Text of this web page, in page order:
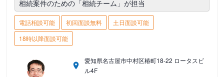
相続案件のための「相続チーム」が担当
電話相談可能 初回面談無料
土日面談可能
18時以降面談可能
愛知県名古屋市中村区椿町18-22 ロータスビ
ル4F